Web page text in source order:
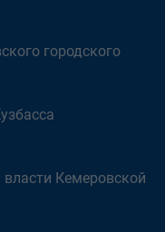
городского
власти Кемеровской